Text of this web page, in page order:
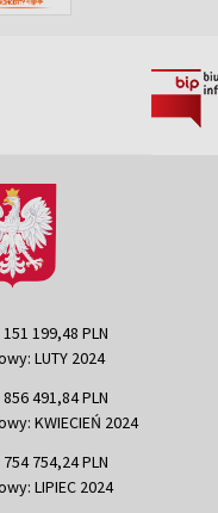
199,48 PLN
LUTY 2024
491,84 PLN
KWIECIEŃ 2024
754,24 PLN
LIPIEC 2024